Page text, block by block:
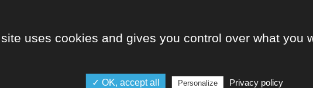
FORMATION
une convocation par email entre 10 et 15 jours
3 jours après la fin de la formation pour déclarer
uses cookies and gives you control over what you
✓ OK, accept all Personalize Privacy policy